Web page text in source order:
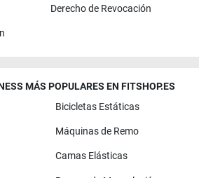
Derecho de Revocación
MÁS POPULARES EN FITSHOP.ES
Bicicletas Estáticas
Máquinas de Remo
Camas Elásticas